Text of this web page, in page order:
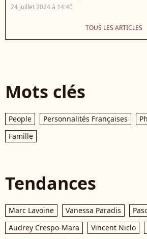
24 juillet 2024 à 14:40
TOUS LES ARTICLES
Mots clés
People Personnalités Françaises
Famille
Tendances
Marc Lavoine Vanessa Paradis
Audrey Crespo-Mara
Vincent Niclo